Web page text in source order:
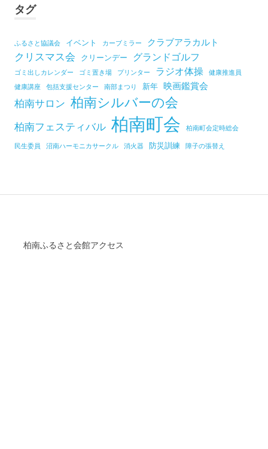
タグ
ふるさと協議会 イベント カーブミラー クラブアラカルト
クリスマス会 クリーンデー グランドゴルフ
ゴミ出しカレンダー ゴミ置き場 プリンター ラジオ体操 健康推進員
健康講座 包括支援センター 南部まつり 新年 映画鑑賞会
柏南サロン 柏南シルバーの会
柏南フェスティバル 柏南町会
柏南町会定時総会
民生委員
沼南ハーモニカサークル 消火器 防災訓練 障子の張替え
柏南ふるさと会館アクセス